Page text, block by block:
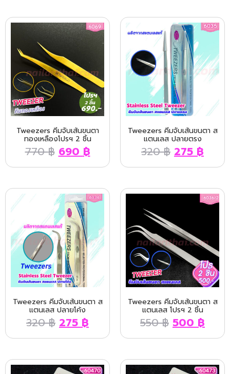
Tweezers คีมจับเส้นขนตา
ทองเหลืองโปรฯ 2 ชิ้น
770฿ 690 ฿
Tweezers คีมจับเส้นขนตา ส
แตนเลส ปลายตรง
320฿ 275 ฿
Tweezers คีมจับเส้นขนตา ส
แตนเลส ปลายโค้ง
320฿ 275 ฿
Tweezers คีมจับเส้นขนตา ส
แตนเลส โปรฯ 2 ชิ้น
550฿ 500 ฿